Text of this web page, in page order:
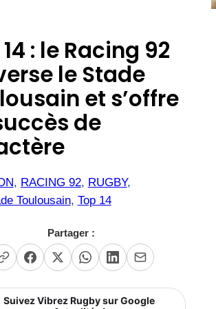
: le Racing 92
le Stade
et s’offre
de
, RACING 92, RUGBY
Toulousain, Top 14
Partager :
Suivez Vibrez Rugby sur Google